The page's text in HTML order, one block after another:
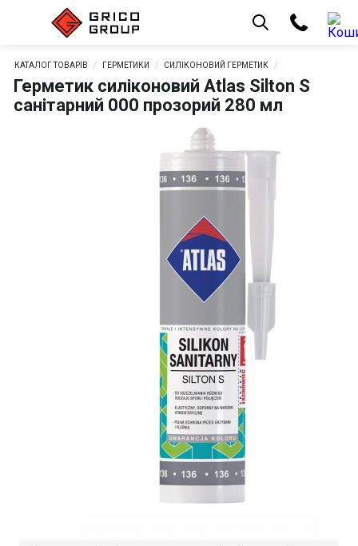
КАТАЛОГ ТОВАРІВ ГЕРМЕТИКИ СИЛІКОНОВИЙ ГЕРМЕТИК
Герметик силіконовий Atlas Silton S
санітарний 000 прозорий 280 мл